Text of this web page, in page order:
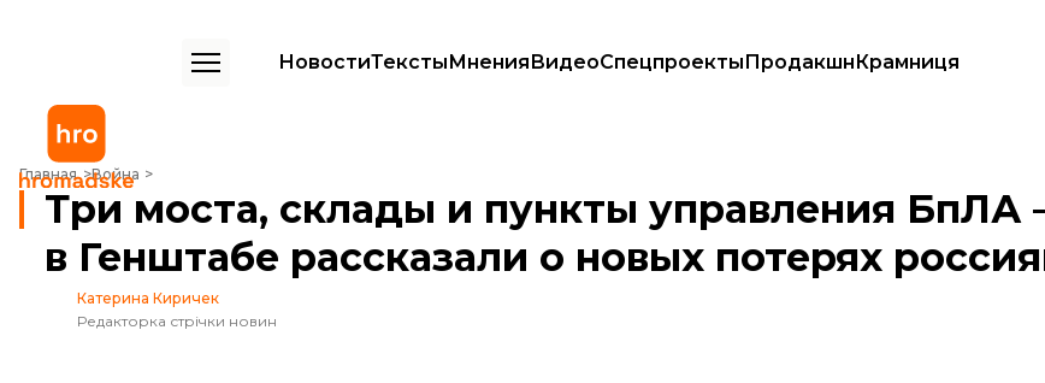
НовостиТекстыМненияВидеоСпецпроектыПродакшнКрамниця
Главная Война
Три моста, склады и пункты управления БпЛА — в Генштабе рассказали о новых потерях россиян
Три моста, склады и пункты управления БпЛА
в Генштабе рассказали о новых потерях
Катерина Киричек
Редакторка стрічки новин